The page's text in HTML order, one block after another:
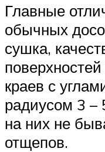
Главные
обычных
сушка,
краев с
радиусом 3 –
на них не
отщепов.